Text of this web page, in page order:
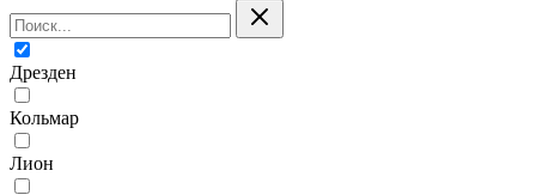
Дрезден
Кольмар
Лион